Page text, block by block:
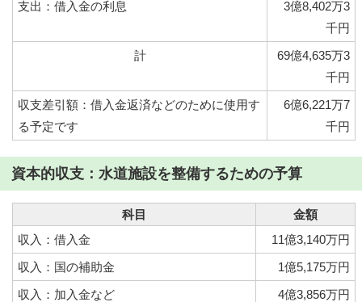
支出：借入金の利息
3億8,402万3
千円
計
69億4,635万3
千円
収支差引額：借入金返済などのために使用す
る予定です
6億6,221万7
千円
資本的収支：水道施設を整備するための予算
科目
金額
収入：借入金
11億3,140万円
収入：国の補助金
1億5,175万円
収入：加入金など
4億3,856万円